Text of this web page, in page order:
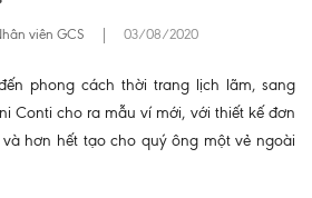
viên GCS 03/08/2020
phong cách thời trang lịch lãm, sang
Conti cho ra mẫu ví mới, với thiết kế đơn
hơn hết tạo cho quý ông một vẻ ngoài